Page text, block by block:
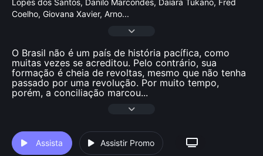
Lopes dos Santos, Danilo Marcondes, Daiara Tukano, Fred
Coelho, Giovana Xavier, Arno...
O Brasil não é um país de história pacífica, como
muitas vezes se acreditou. Pelo contrário, sua
formação é cheia de revoltas, mesmo que não tenha
passado por uma revolução. Por muito tempo,
porém, a conciliação marcou...
Assista Assistir Promo